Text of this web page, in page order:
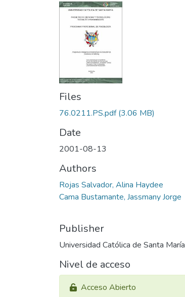
Files
76.0211.PS.pdf(3.06 MB)
Date
2001-08-13
Authors
Rojas Salvador, Alina Haydee
Cama Bustamante, Jassmany Jorge
Publisher
Universidad Católica de Santa María
Nivel de acceso
Acceso Abierto